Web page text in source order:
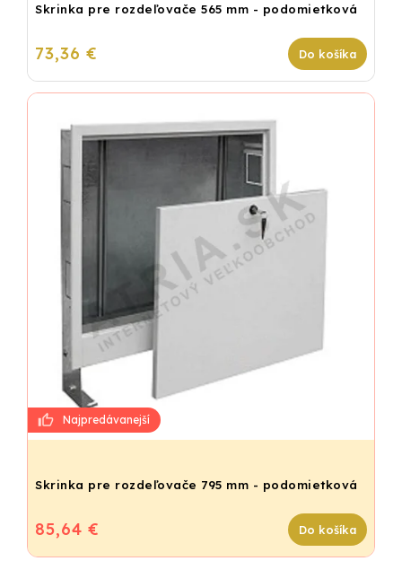
Skrinka pre rozdeľovače 565 mm - podomietková
73,36 € Do košíka
Skrinka pre rozdeľovače 795 mm - podomietková
85,64 € Do košíka